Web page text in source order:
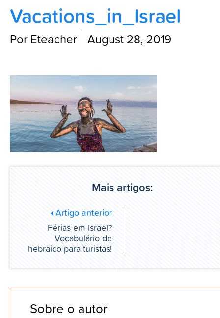
Blog
Vacations_in_Israel
Por Eteacher August 28, 2019
Mais artigos:
Artigo anterior
Férias em Israel?
Vocabulário de
hebraico para turistas!
Sobre o autor